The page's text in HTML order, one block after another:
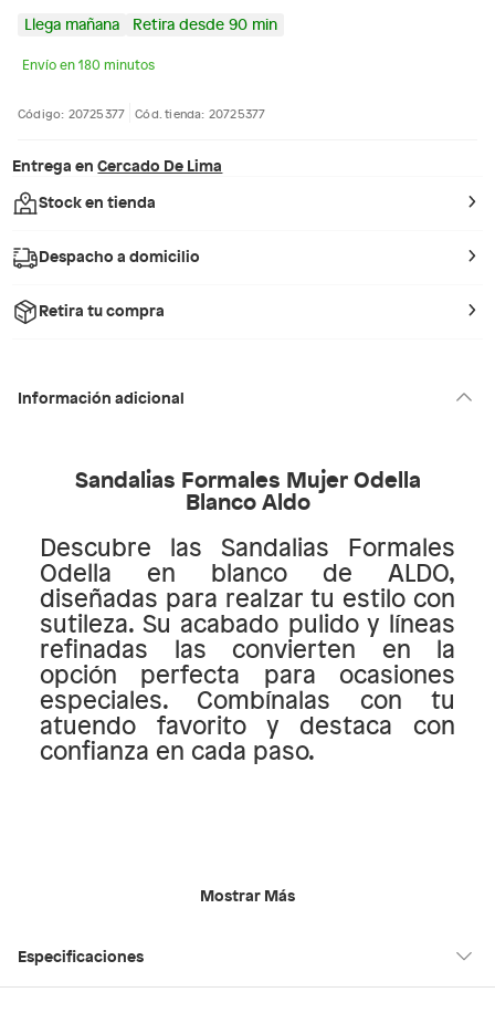
Llega mañana Retira desde 90 min
Envío en 180 minutos
Código: 20725377 Cód. tienda: 20725377
Entrega en Cercado De Lima
Stock en tienda
Despacho a domicilio
Retira tu compra
Información adicional
Sandalias Formales Mujer Odella
Blanco Aldo
Descubre las Sandalias Formales
Odella en blanco de ALDO,
diseñadas para realzar tu estilo con
sutileza. Su acabado pulido y líneas
refinadas las convierten en la
opción perfecta para ocasiones
especiales. Combínalas con tu
atuendo favorito y destaca con
confianza en cada paso.
Mostrar Más
Especificaciones